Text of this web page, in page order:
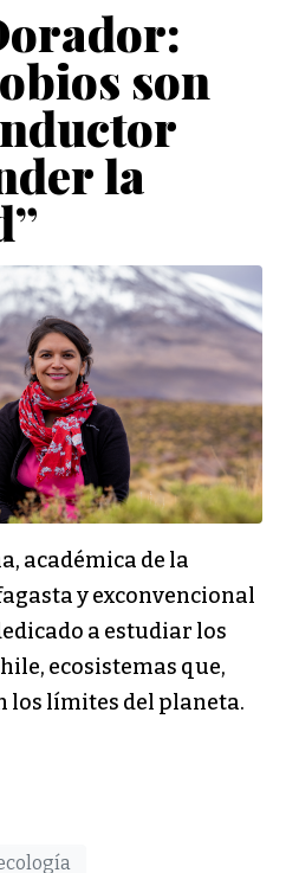
son
la
académica de la
y exconvencional
a estudiar los
ecosistemas que,
los límites del planeta.